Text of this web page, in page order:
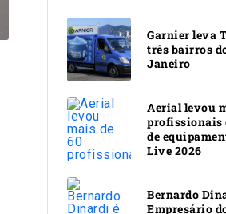
Garnier leva
três bairros
Janeiro
Aerial levou
profissionais
de
Live 2026
Bernardo
Empresário